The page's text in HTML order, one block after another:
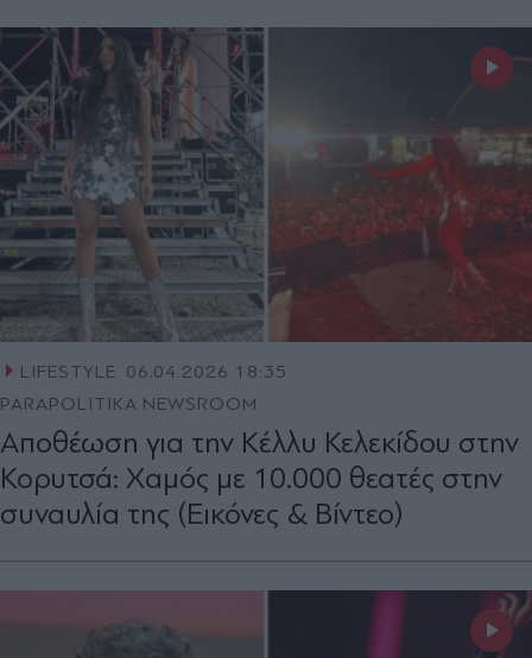
LIFESTYLE
06.04.2026 18:35
PARAPOLITIKA NEWSROOM
Αποθέωση για την Κέλλυ Κελεκίδου στην
Κορυτσά: Χαμός με 10.000 θεατές στην
συναυλία της (Εικόνες & Βίντεο)